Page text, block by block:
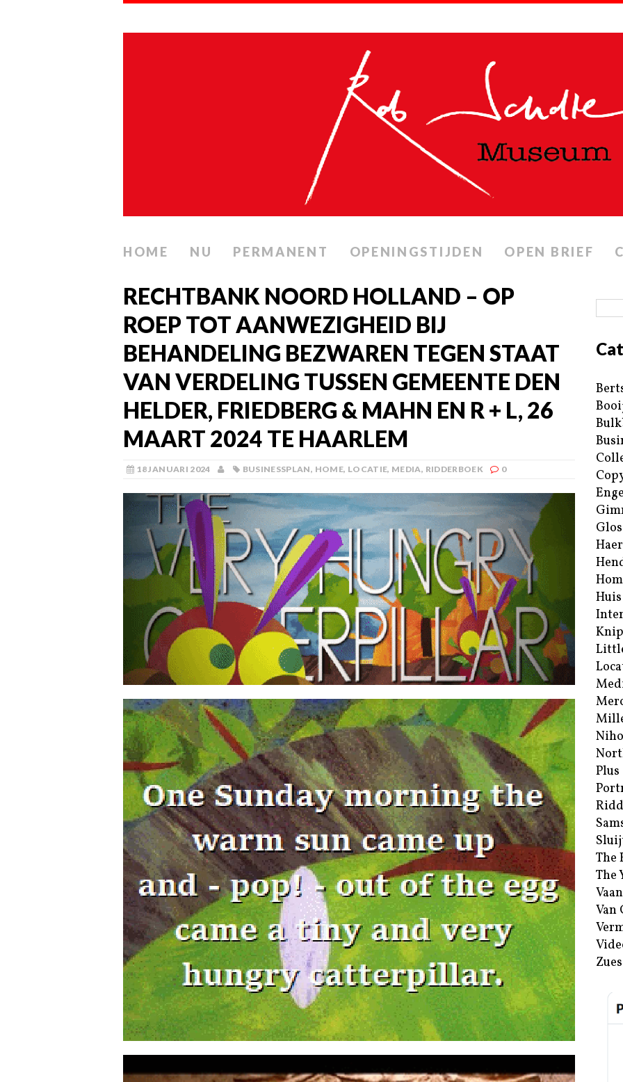
HOME NU PERMANENT OPENINGSTIJDEN OPEN BRIEF
RECHTBANK NOORD HOLLAND – OP
ROEP TOT AANWEZIGHEID BIJ
BEHANDELING BEZWAREN TEGEN STAAT
VAN VERDELING TUSSEN GEMEENTE DEN
HELDER, FRIEDBERG & MAHN EN R + L, 26
MAART 2024 TE HAARLEM
18 JANUARI 2024 BUSINESSPLAN, HOME, LOCATIE, MEDIA, RIDDERBOEK 0
Plus
The
The
Van